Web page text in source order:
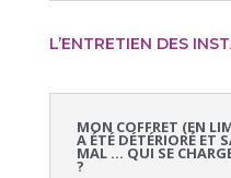
L’ENTRETIEN DES
MON COFFRET (EN
A ÉTÉ DÉTÉRIORÉ ET
MAL … QUI SE
?